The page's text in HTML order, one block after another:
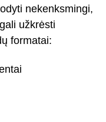
nekenksmingi,
užkrėsti
formatai: